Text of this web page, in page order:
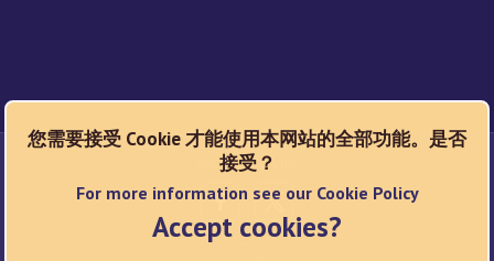
Social Networks
您需要接受 Cookie 才能使用本网站的全部功能。是否
接受？
For more information see our Cookie Policy
Accept cookies?